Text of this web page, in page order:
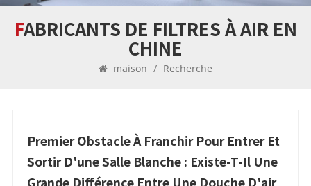
FABRICANTS DE FILTRES À AIR EN
CHINE
maison / Recherche
Premier Obstacle À Franchir Pour Entrer Et
Sortir D'une Salle Blanche : Existe-T-Il Une
Grande Différence Entre Une Douche D'air